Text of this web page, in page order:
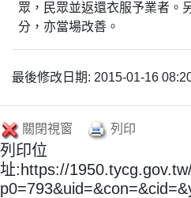
眾，民眾並返還衣服予業者。
分，亦當場改善。
最後修改日期: 2015-01-16
關閉視窗 列印
列印位
址:https://